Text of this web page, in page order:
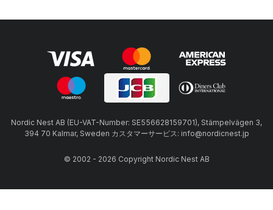
Nordic Nest AB (EU-VAT-Number: SE556628159701), Stämpelvägen 3,
394 70 Kalmar, Sweden カスタマーサービス: info@nordicnest.jp
© 2002 - 2026 Copyright Nordic Nest AB